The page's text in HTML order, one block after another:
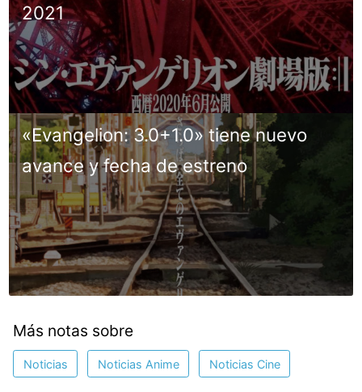
2021
«Evangelion: 3.0+1.0» tiene nuevo
avance y fecha de estreno
Más notas sobre
Noticias Noticias Anime Noticias Cine